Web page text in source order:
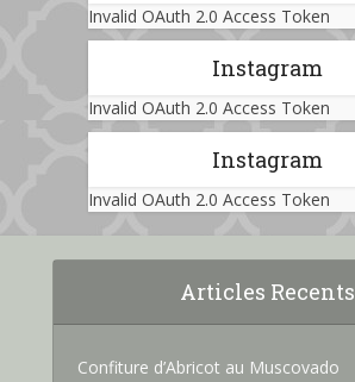
Invalid OAuth 2.0 Access Token
Instagram
Invalid OAuth 2.0 Access Token
Instagram
Invalid OAuth 2.0 Access Token
Articles Recents
Confiture d’Abricot au Muscovado